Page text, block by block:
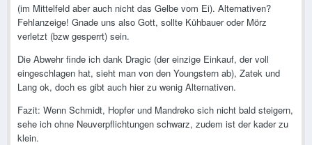
(im Mittelfeld aber auch nicht das Gelbe vom Ei). Alternativen?
Fehlanzeige! Gnade uns also Gott, sollte Kühbauer oder Mörz
verletzt (bzw gesperrt) sein.
Die Abwehr finde ich dank Dragic (der einzige Einkauf, der voll
eingeschlagen hat, sieht man von den Youngstern ab), Zatek und
Lang ok, doch es gibt auch hier zu wenig Alternativen.
Fazit: Wenn Schmidt, Hopfer und Mandreko sich nicht bald steigern,
sehe ich ohne Neuverpflichtungen schwarz, zudem ist der kader zu
klein.